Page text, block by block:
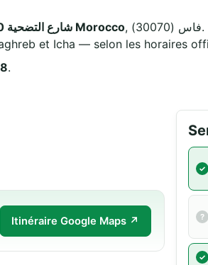
شارع التضحية 30070 فاس Morocco, فاس (30070). Ce lieu de culte musulman accueille les
et Icha — selon les horaires
.
Itinéraire Google Maps ↗